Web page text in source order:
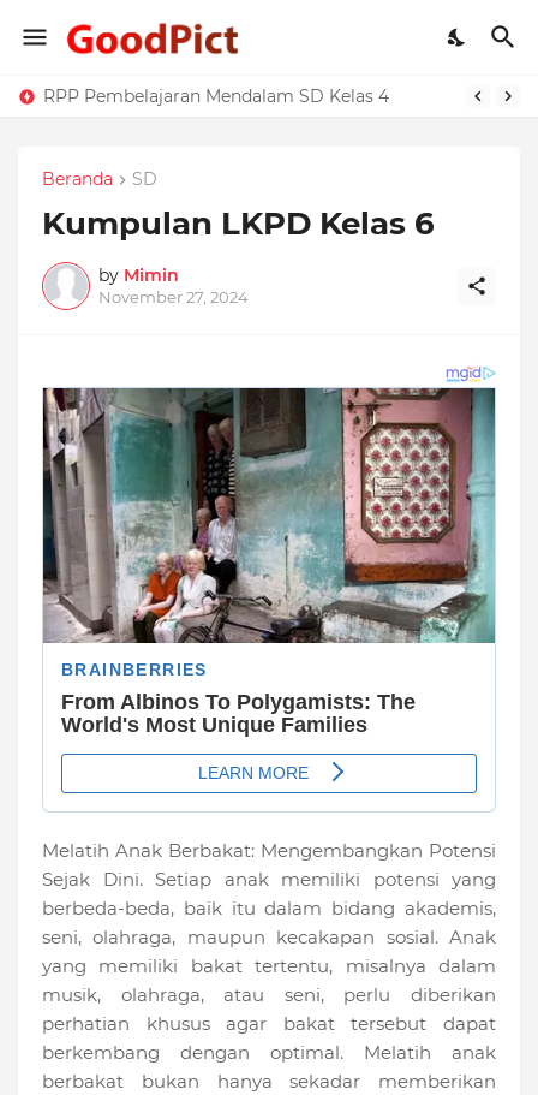
RPP Pembelajaran Mendalam SD Kelas 4
Beranda SD
Kumpulan LKPD Kelas 6
by Mimin
November 27, 2024
Melatih Anak Berbakat: Mengembangkan Potensi
Sejak Dini. Setiap anak memiliki potensi yang
berbeda-beda, baik itu dalam bidang akademis,
seni, olahraga, maupun kecakapan sosial. Anak
yang memiliki bakat tertentu, misalnya dalam
musik, olahraga, atau seni, perlu diberikan
perhatian khusus agar bakat tersebut dapat
berkembang dengan optimal. Melatih anak
berbakat bukan hanya sekadar memberikan